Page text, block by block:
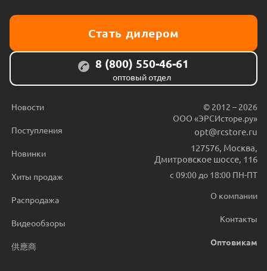
Стать дилером
8 (800) 550-46-61
оптовый отдел
Новости
Поступления
Новинки
Хиты продаж
Распродажа
Видеообзоры
供應商
© 2012 – 2026
ООО «ЭРСИсторе.ру»
opt@rcstore.ru
127576, Москва,
Дмитровское шоссе, 116
с 09:00 до 18:00 ПН-ПТ
О компании
Контакты
Оптовикам